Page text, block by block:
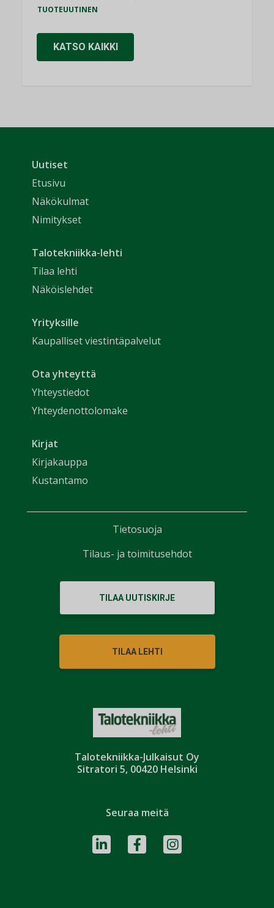
TUOTEUUTINEN
KATSO KAIKKI
Talotekniikka-Julkaisut Oy
Sitratori 5, 00420 Helsinki
Uutiset
Etusivu
Näkökulmat
Nimitykset
Talotekniikka-lehti
Tilaa lehti
Näköislehdet
Yrityksille
Kaupalliset viestintäpalvelut
Ota yhteyttä
Yhteystiedot
Yhteydenottolomake
Kirjat
Kirjakauppa
Kustantamo
TILAA UUTISKIRJE
TILAA LEHTI
Seuraa meitä
Tietosuoja
Tilaus- ja toimitusehdot